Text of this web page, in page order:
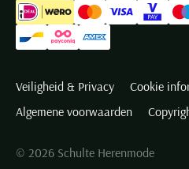
Veiligheid & Privacy Cookie
Algemene voorwaarden
© 2026 Schulte Herenmode